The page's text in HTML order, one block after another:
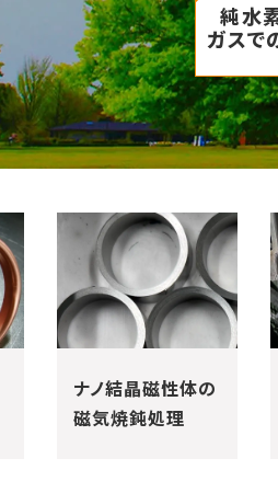
純水
ガスで
アルミニウムの応
力除去焼鈍